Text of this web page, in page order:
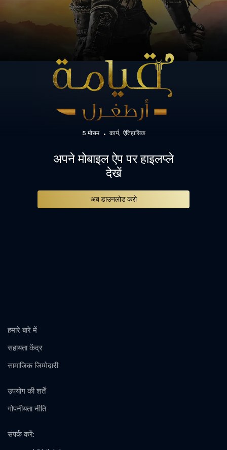
5 मौसम कार्य ऐतिहासिक
अपने मोबाइल ऐप पर हाइलप्ले
देखें
अब डाउनलोड करो
हमारे बारे में
सहायता केंद्र
सामाजिक जिम्मेदारी
उपयोग की शर्तें
गोपनीयता नीति
संपर्क करें: